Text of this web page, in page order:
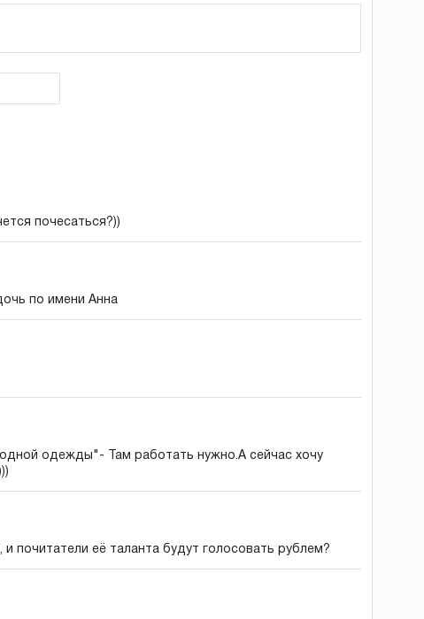
почесаться?))
по имени Анна
одежды"- Там работать нужно.А сейчас хочу
её таланта будут голосовать рублем?